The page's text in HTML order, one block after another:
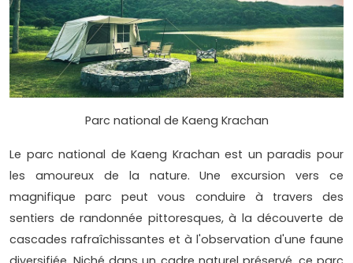
Parc national de Kaeng Krachan
Le parc national de Kaeng Krachan est un paradis pour
les amoureux de la nature. Une excursion vers ce
magnifique parc peut vous conduire à travers des
sentiers de randonnée pittoresques, à la découverte de
cascades rafraîchissantes et à l'observation d'une faune